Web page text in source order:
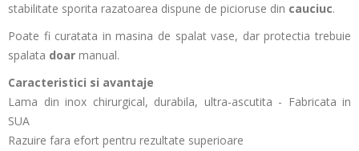
stabilitate sporita razatoarea dispune de picioruse din cauciuc.
Poate fi curatata in masina de spalat vase, dar protectia trebuie
spalata doar manual.
Caracteristici si avantaje
Lama din inox chirurgical, durabila, ultra-ascutita - Fabricata in
SUA
Razuire fara efort pentru rezultate superioare